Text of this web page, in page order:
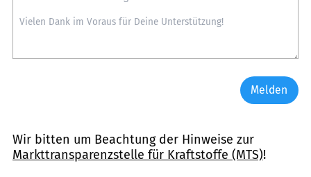
Melden
Wir bitten um Beachtung der Hinweise zur
Markttransparenzstelle für Kraftstoffe (MTS)!